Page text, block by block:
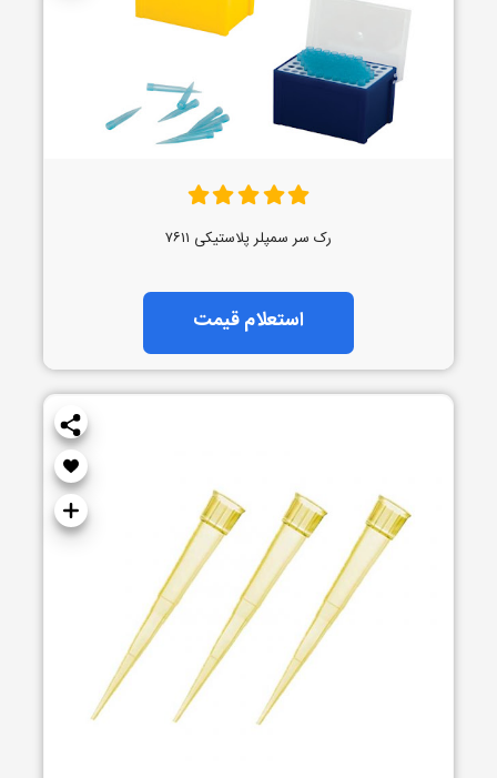
رک سر سمپلر پلاستیکی ۷۶۱۱
استعلام قیمت